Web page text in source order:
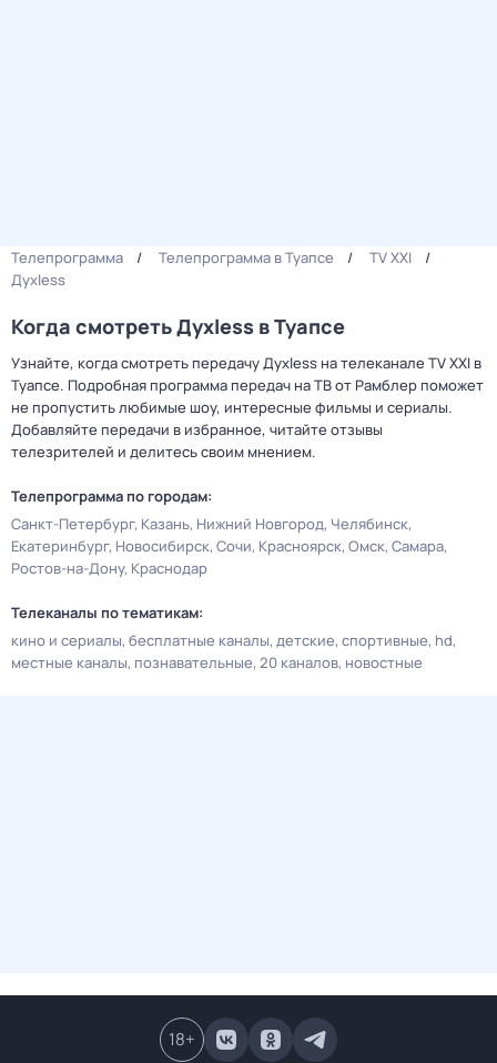
Телепрограмма Телепрограмма в Туапсе
TV XXI
Духless
Когда смотреть Духless в Туапсе
Узнайте, когда смотреть передачу Духless на телеканале TV XXI в
Туапсе. Подробная программа передач на ТВ от Рамблер поможет
не пропустить любимые шоу, интересные фильмы и сериалы.
Добавляйте передачи в избранное, читайте отзывы
телезрителей и делитесь своим мнением.
Телепрограмма по городам:
Санкт-Петербург Казань Нижний Новгород Челябинск
Екатеринбург Новосибирск Сочи Красноярск Омск Самара
Ростов-на-Дону Краснодар
Телеканалы по тематикам:
кино и сериалы бесплатные каналы детские спортивные hd
местные каналы познавательные 20 каналов новостные
18+